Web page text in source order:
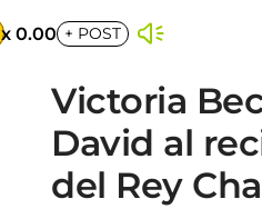
x 0.00 + POST
Victoria
David al
del Rey